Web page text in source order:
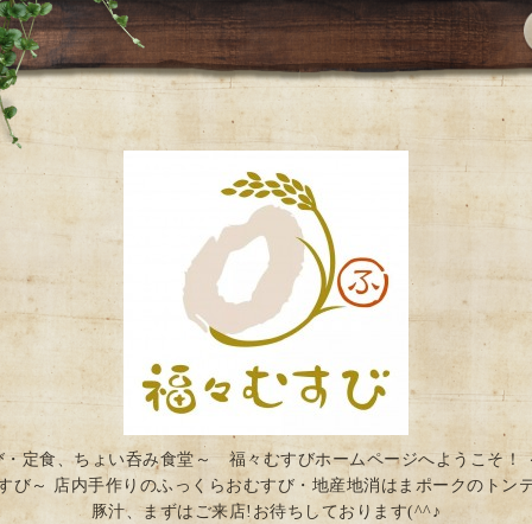
・定食、ちょい呑み食堂～ 福々むすびホームページへようこそ！
び～ 店内手作りのふっくらおむすび・地産地消はまポークのトン
豚汁、まずはご来店!お待ちしております(^^♪